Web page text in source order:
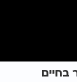
בחיים